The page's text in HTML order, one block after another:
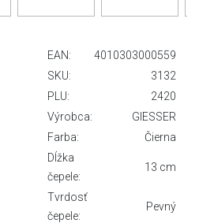
EAN:
4010303000559
SKU:
3132
PLU:
2420
Výrobca:
GIESSER
Farba:
Čierna
Dĺžka
čepele:
13 cm
Tvrdosť
čepele:
Pevný